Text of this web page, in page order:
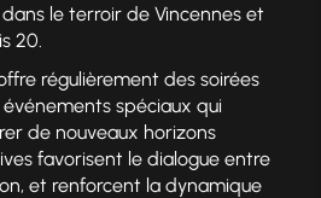
le terroir de Vincennes et
20.
régulièrement des soirées
spéciaux qui
de nouveaux horizons
favorisent le dialogue entre
et renforcent la dynamique